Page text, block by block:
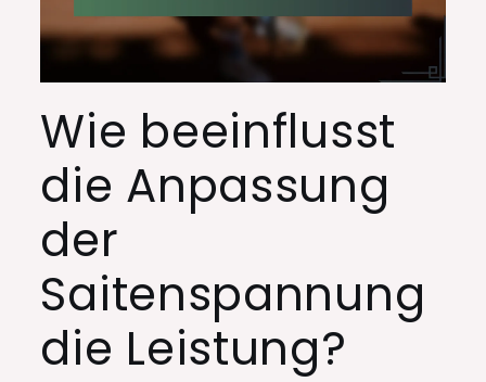
Wie beeinflusst
die Anpassung
der
Saitenspannung
die Leistung?